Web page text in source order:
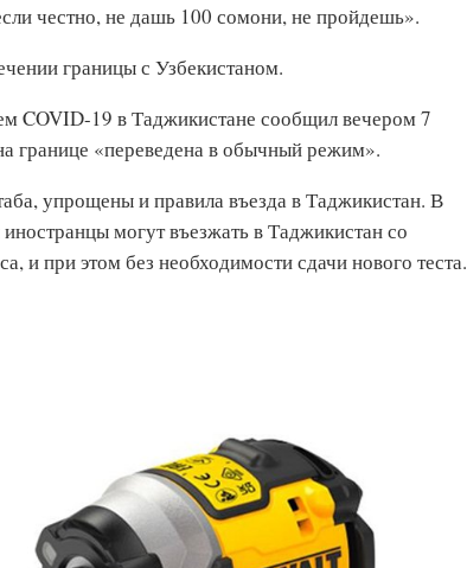
честно, не дашь 100 сомони, не пройдешь».
границы с Узбекистаном.
COVID-19 в Таджикистане сообщил вечером 7
границе «переведена в обычный режим».
упрощены и правила въезда в Таджикистан. В
могут въезжать в Таджикистан со
и при этом без необходимости сдачи нового теста.